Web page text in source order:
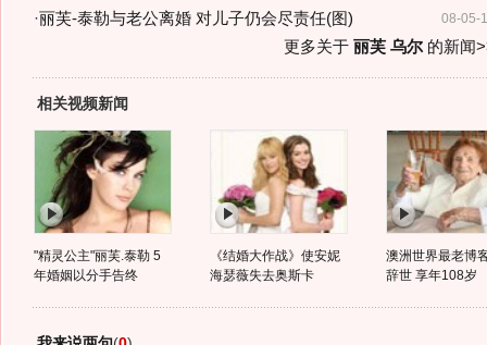
08-05-
·丽芙-泰勒与老公离婚 对儿子仍会尽责任(图)
更多关于 丽芙 乌尔的新闻
相关视频新闻
"精灵公主"丽芙.泰勒 5
年婚姻以分手告终
《结婚大作战》使安妮
海瑟薇失去奥斯卡
澳洲世界最老博
辞世 享年108岁